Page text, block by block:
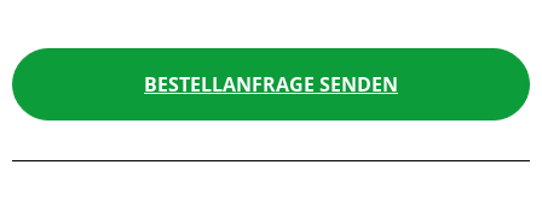
BESTELLANFRAGE SENDEN